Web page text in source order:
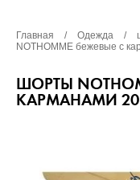
Главная / Одежда /
NOTHOMME бежевые с
ШОРТЫ
КАРМАНАМИ